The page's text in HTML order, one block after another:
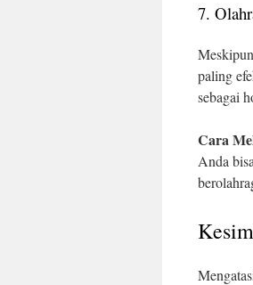
7.
paling
sebagai
Cara
Anda